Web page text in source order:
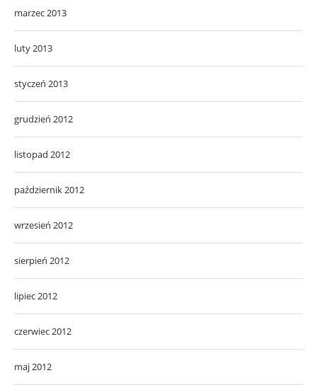
marzec 2013
luty 2013
styczeń 2013
grudzień 2012
listopad 2012
październik 2012
wrzesień 2012
sierpień 2012
lipiec 2012
czerwiec 2012
maj 2012